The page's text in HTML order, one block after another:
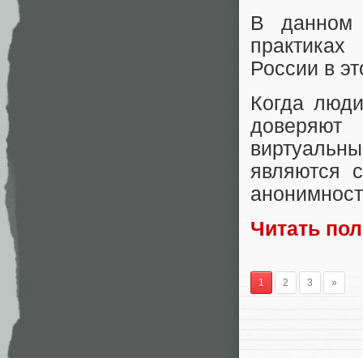
В данном
России в
Когда
доверяют
являются
Читать
1 2 3 »